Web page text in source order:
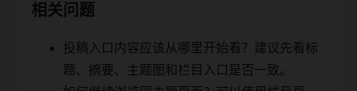
相关问题
投稿入口内容应该从哪里开始看？建议先看标
题、摘要、主题图和栏目入口是否一致。